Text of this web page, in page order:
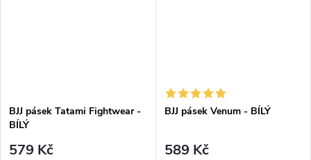
BJJ pásek Tatami Fightwear -
BÍLÝ
579 Kč
BJJ pásek Venum - BÍLÝ
589 Kč